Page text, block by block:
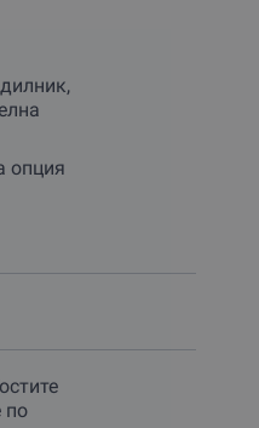
опция
по